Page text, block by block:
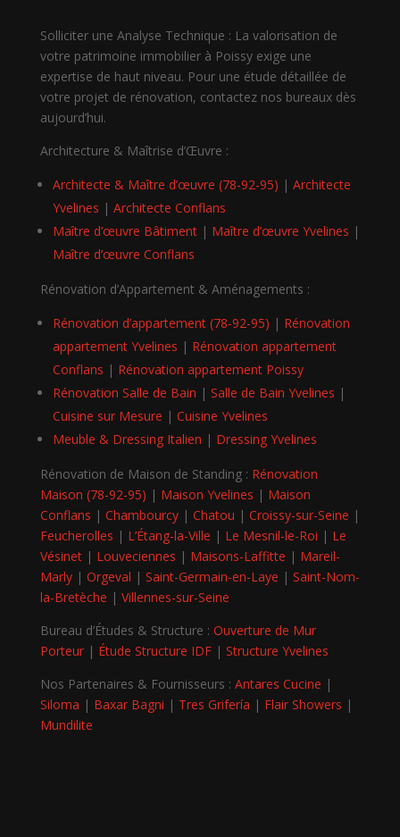
Solliciter une Analyse Technique : La valorisation de
votre patrimoine immobilier à Poissy exige une
expertise de haut niveau. Pour une étude détaillée de
votre projet de rénovation, contactez nos bureaux dès
aujourd’hui.
Architecture & Maîtrise d’Œuvre :
Architecte & Maître d’œuvre (78-92-95) | Architecte
Yvelines | Architecte Conflans
Maître d’œuvre Bâtiment| Maître d’œuvre Yvelines |
Maître d’œuvre Conflans
Rénovation d’Appartement & Aménagements :
Rénovation d’appartement (78-92-95) | Rénovation
appartement Yvelines | Rénovation appartement
Conflans | Rénovation appartement Poissy
Rénovation Salle de Bain | Salle de Bain Yvelines |
Cuisine sur Mesure | Cuisine Yvelines
Meuble & Dressing Italien | Dressing Yvelines
Rénovation de Maison de Standing : Rénovation
Maison (78-92-95) | Maison Yvelines | Maison
Conflans | Chambourcy| Chatou | Croissy-sur-Seine |
Feucherolles | L’Étang-la-Ville | Le Mesnil-le-Roi | Le
Vésinet| Louveciennes | Maisons-Laffitte | Mareil-
Marly| Orgeval | Saint-Germain-en-Laye | Saint-Nom-
la-Bretèche | Villennes-sur-Seine
Bureau d’Études & Structure : Ouverture de Mur
Porteur| Étude Structure IDF| Structure Yvelines
Nos Partenaires & Fournisseurs : Antares Cucine |
Siloma | Baxar Bagni | Tres Grifería | Flair Showers |
Mundilite